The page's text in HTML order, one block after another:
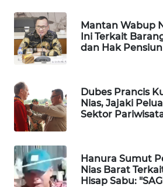
Mantan Wabup
Ini Terkait
dan Hak Pensiun
Dubes Prancis
Nias, Jajaki
Sektor
Hanura Sumut
Nias Barat
Hisap Sabu:
PLN
WATCH
MKLI
LPKKI
KOPEKLIN